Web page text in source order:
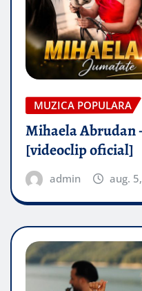
MUZICA POPULARA
Mihaela Abrudan
[videoclip oficial]
admin aug.